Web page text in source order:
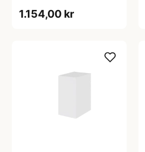
1.154,00 kr